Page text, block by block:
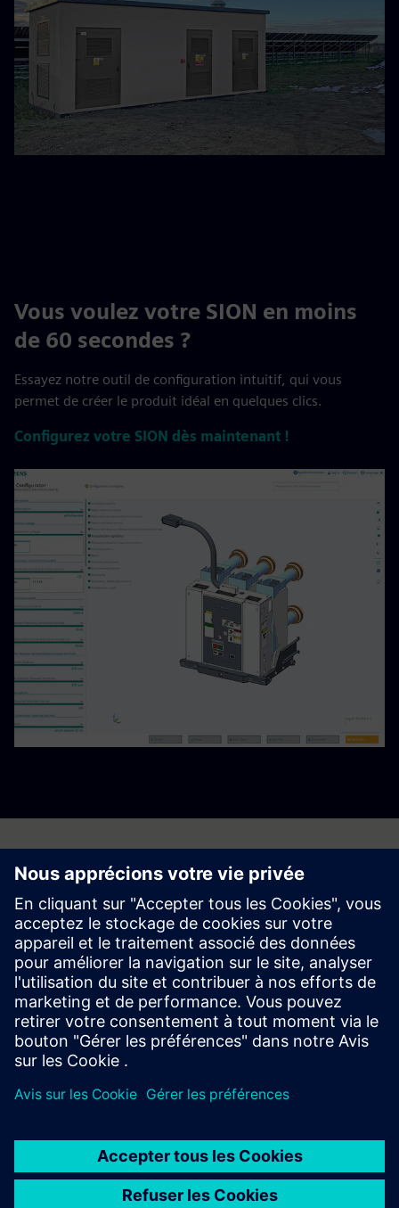
Vous voulez votre SION en moins
de 60 secondes ?
Essayez notre outil de configuration intuitif, qui vous
permet de créer le produit idéal en quelques clics.
Configurez votre SION dès maintenant !
Commencez votre
parcours
Contactez-nous